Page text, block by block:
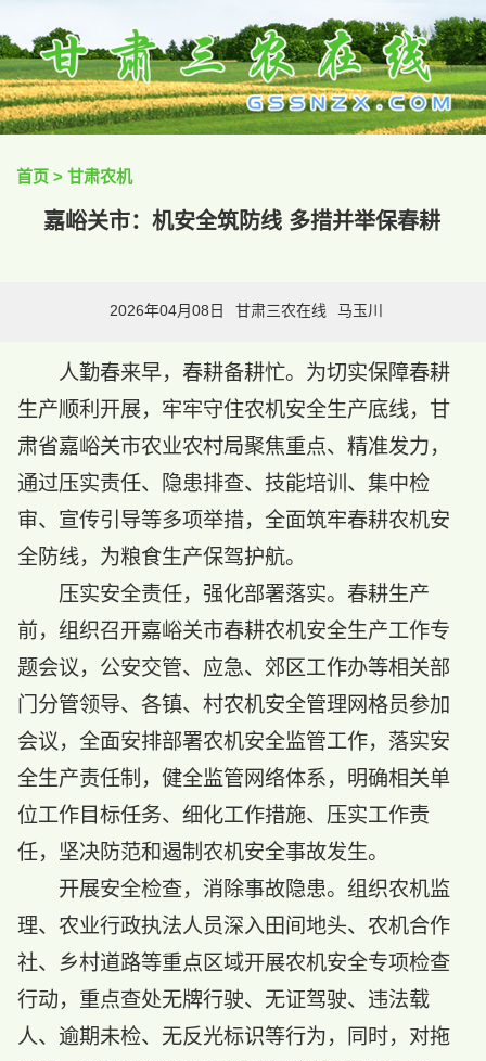
首页 > 甘肃农机
嘉峪关市：机安全筑防线 多措并举保春耕
2026年04月08日 甘肃三农在线 马玉川
人勤春来早，春耕备耕忙。为切实保障春耕
生产顺利开展，牢牢守住农机安全生产底线，甘
肃省嘉峪关市农业农村局聚焦重点、精准发力，
通过压实责任、隐患排查、技能培训、集中检
审、宣传引导等多项举措，全面筑牢春耕农机安
全防线，为粮食生产保驾护航。
压实安全责任，强化部署落实。春耕生产
前，组织召开嘉峪关市春耕农机安全生产工作专
题会议，公安交管、应急、郊区工作办等相关部
门分管领导、各镇、村农机安全管理网格员参加
会议，全面安排部署农机安全监管工作，落实安
全生产责任制，健全监管网络体系，明确相关单
位工作目标任务、细化工作措施、压实工作责
任，坚决防范和遏制农机安全事故发生。
开展安全检查，消除事故隐患。组织农机监
理、农业行政执法人员深入田间地头、农机合作
社、乡村道路等重点区域开展农机安全专项检查
行动，重点查处无牌行驶、无证驾驶、违法载
人、逾期未检、无反光标识等行为，同时，对拖